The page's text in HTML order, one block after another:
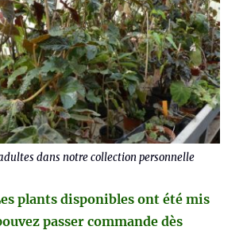
dans notre collection personnelle
plants disponibles ont été mis
passer commande dès